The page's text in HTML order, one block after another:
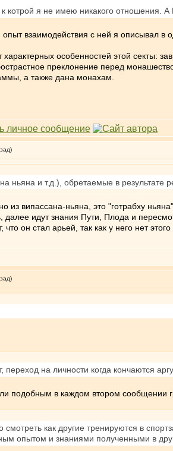
котрой я не имею никакого отношения.
взаимодействия с ней я описывал в
особенностей этой секты:
преклонение перед
а также дана монахам.
ньяна и т.д.), обретаемые в результате
из випассана-ньяна, это "готрабху
далее идут знания Пути, Плода и
он стал арьей, так как у него нет
переход на личности когда кончаются
подобным в каждом втором сообщении
как другие тренируются в
опытом и знаниями полученными в